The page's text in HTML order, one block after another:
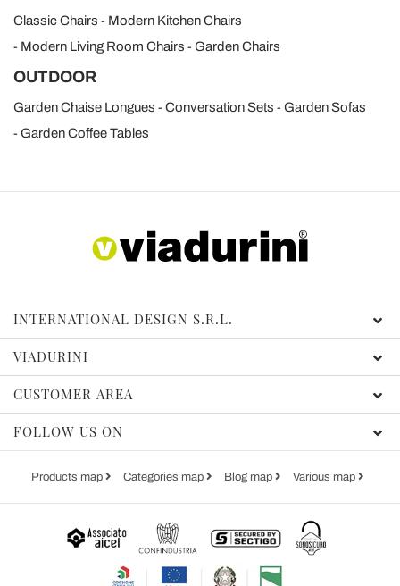
Classic Chairs
Modern Kitchen Chairs
Modern Living Room Chairs
Garden Chairs
OUTDOOR
Garden Chaise Longues Conversation Sets
Garden Sofas
Garden Coffee Tables
INTERNATIONAL DESIGN S.R.L.
VIADURINI
CUSTOMER AREA
FOLLOW US ON
Products map Categories map Blog map Various map